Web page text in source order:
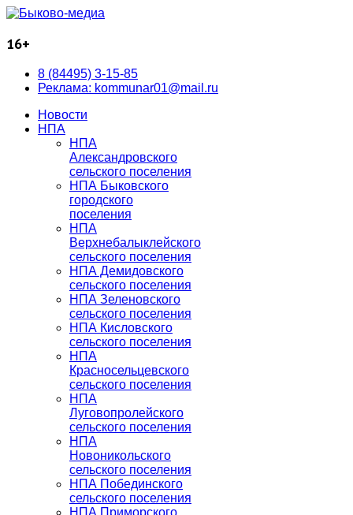
16+
8 (84495) 3-15-85
Реклама: kommunar01@mail.ru
Новости
НПА
НПА
Александровского
сельского поселения
НПА Быковского
городского
поселения
НПА
Верхнебалыклейского
сельского поселения
НПА Демидовского
сельского поселения
НПА Зеленовского
сельского поселения
НПА Кисловского
сельского поселения
НПА
Красносельцевского
сельского поселения
НПА
Луговопролейского
сельского поселения
НПА
Новоникольского
сельского поселения
НПА Побединского
сельского поселения
НПА Приморского